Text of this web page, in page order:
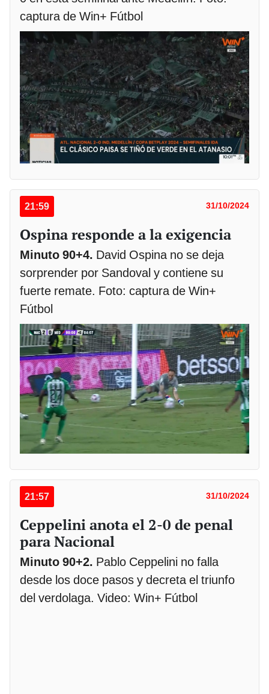
captura de Win+ Fútbol
21:59 31/10/2024
Ospina responde a la exigencia
Minuto 90+4. David Ospina no se deja
sorprender por Sandoval y contiene su
fuerte remate. Foto: captura de Win+
Fútbol
21:57 31/10/2024
Ceppelini anota el 2-0 de penal
para Nacional
Minuto 90+2. Pablo Ceppelini no falla
desde los doce pasos y decreta el triunfo
del verdolaga. Video: Win+ Fútbol